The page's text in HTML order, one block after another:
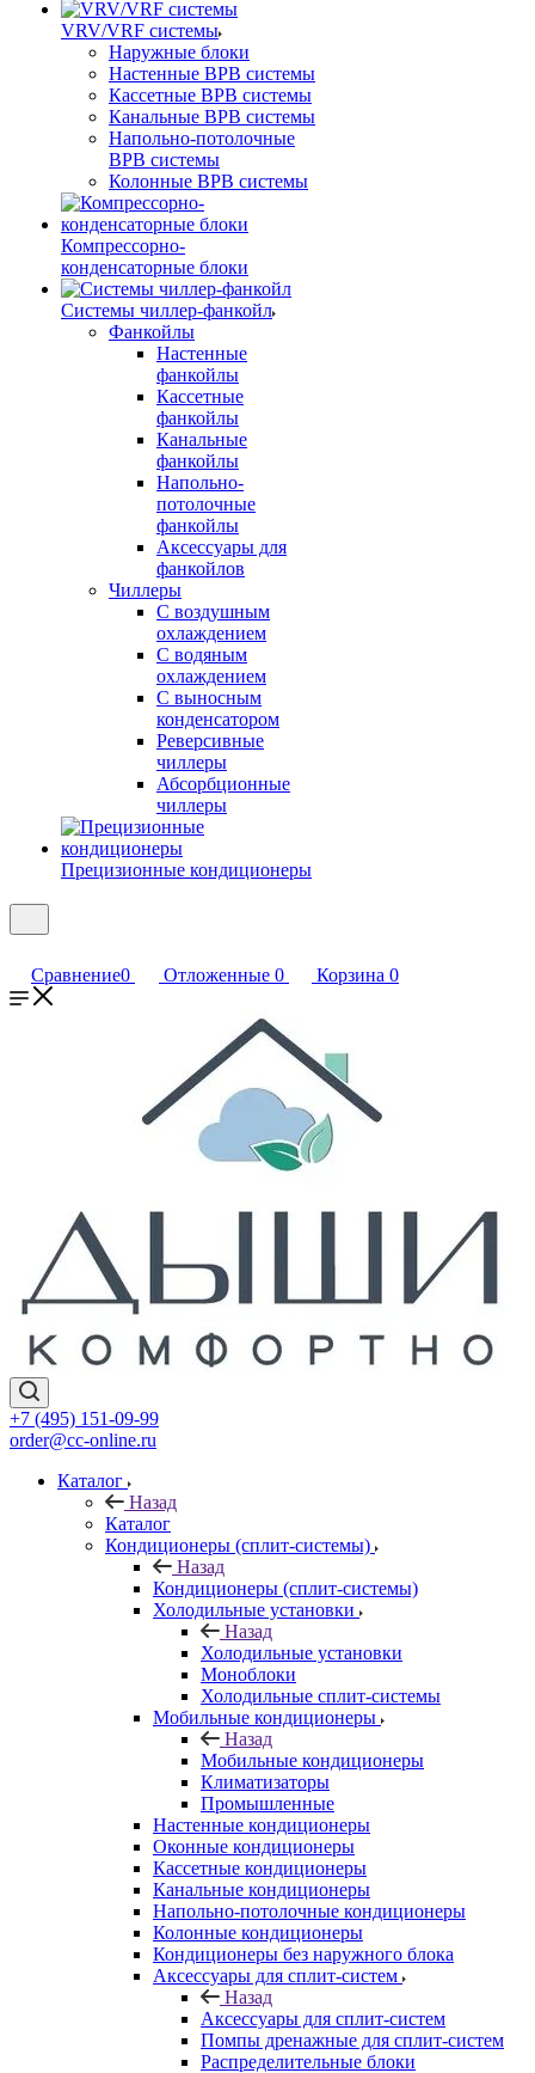
VRV/VRF системы
Наружные блоки
Настенные ВРВ системы
Кассетные ВРВ системы
Канальные ВРВ системы
Напольно-потолочные
ВРВ системы
Колонные ВРВ системы
Компрессорно-
конденсаторные блоки
Системы чиллер-фанкойл
Фанкойлы
Настенные
фанкойлы
Кассетные
фанкойлы
Канальные
фанкойлы
Напольно-
потолочные
фанкойлы
Аксессуары для
фанкойлов
Чиллеры
С воздушным
охлаждением
С водяным
охлаждением
С выносным
конденсатором
Реверсивные
чиллеры
Абсорбционные
чиллеры
Прецизионные кондиционеры
Сравнение0 Отложенные 0 Корзина 0
+7 (495) 151-09-99
order@cc-online.ru
Каталог
Назад
Каталог
Кондиционеры (сплит-системы)
Назад
Кондиционеры (сплит-системы)
Холодильные установки
Назад
Холодильные установки
Моноблоки
Холодильные сплит-системы
Мобильные кондиционеры
Назад
Мобильные кондиционеры
Климатизаторы
Промышленные
Настенные кондиционеры
Оконные кондиционеры
Кассетные кондиционеры
Канальные кондиционеры
Напольно-потолочные кондиционеры
Колонные кондиционеры
Кондиционеры без наружного блока
Аксессуары для сплит-систем
Назад
Аксессуары для сплит-систем
Помпы дренажные для сплит-систем
Распределительные блоки